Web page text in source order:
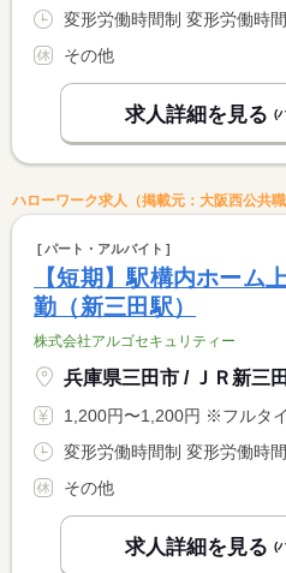
その他
求人詳細を見る (
ハローワーク求人（掲載元：大阪西公共職
パート・アルバイト
【短期】駅構内ホーム
勤（新三田駅）
株式会社アルゴセキュリティー
兵庫県三田市 / ＪＲ新三
1,200円〜1,200円 ※フルタイム求人の場合は月額（換算
その他
求人詳細を見る (